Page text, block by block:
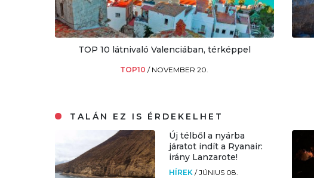
TOP 10 látnivaló Valenciában, térképpel
TOP10/ NOVEMBER 20.
TALÁN EZ IS ÉRDEKELHET
Új télből a nyárba
járatot indít a Ryanair:
irány Lanzarote!
HÍREK/JÚNIUS 08.